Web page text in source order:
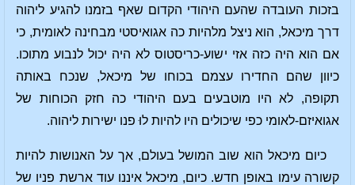
בזכות העובדה שהעם היהודי הקדום שאף בזמנו להגיע ליהוה
דרך מיכאל, הוא ניצל מלהיות כה אגואיסטי מבחינה לאומית, כי
אם הוא היה כזה אזי ישוע-כריסטוס לא היה יכול לנבוע מתוכו.
כיוון שהם החדירו עצמם בכוחו של מיכאל, שנכח באותה
תקופה, לא היו מוטבעים בעם היהודי כה חזק הכוחות של
אגואיזם-לאומי כפי שיכולים היו להיות לוּ פנו ישירות ליהוה.
כיום מיכאל הוא שוב המושל בעולם, אך על האנושות להיות
קשורה עימו באופן חדש. כיום, מיכאל איננו עוד ארשת פניו של